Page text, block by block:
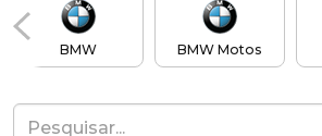
BMW BMW Motos